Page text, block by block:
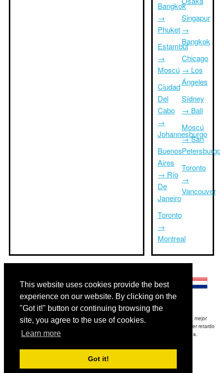
This website uses cookies provide the best
experience on our website. By clicking on the
"Got it!" button or continuing browsing the
site, you agree to the use of cookies.
Learn more
Got it!
Bangkok
→
Phuket
Estambul
→
Moscú
Ciudad
Del
Cabo
→
Johannesburgo
Buenos
Aires
→ Río
De
Janeiro
Toronto
→
Montreal
Singapur
→
Bangkok
Chicago
→ Los
Ángeles
Sídney
→ Bali
Moscú
→ San
Toronto
→
Vancouver
Exención de responsabilidad: La información mostrada en este sitio es nuestra mejor
estimación y sólo para su referencia.TripTimeTo.com no es responsable de cualquier retardo
de ida y / o consiguientes daños resultaron de la información proporcionada.
Copyright 2015-2026
Contact Usfor feedback.